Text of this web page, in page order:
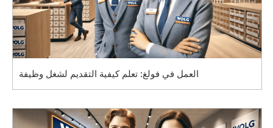
العمل في فولغ: تعلم كيفية التقديم لشغل وظيفة